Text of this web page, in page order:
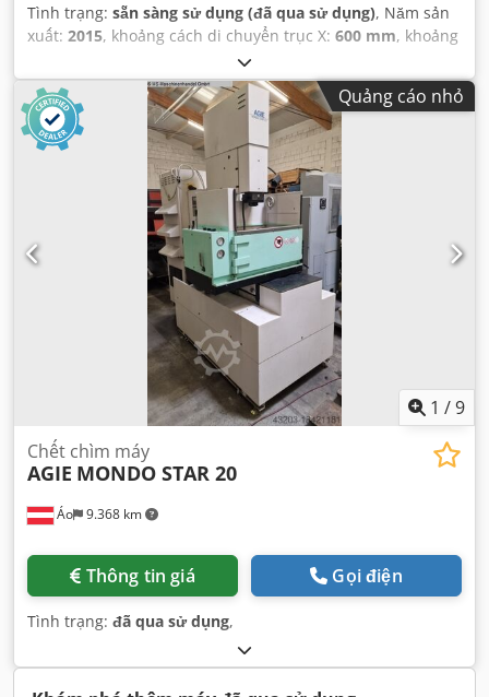
Tình trạng: sẵn sàng sử dụng (đã qua sử dụng), Năm sản
xuất: 2015, khoảng cách di chuyển trục X: 600 mm, khoảng
400 mm
trục Z:400 mm, số lượng trục:4,
Quảng cáo nhỏ
1 /9
Áo 9.368 km
Chết chìm máy
AGIE MONDO STAR 20
Thông tin giá Gọi điện
Tình trạng: đã qua sử dụng,